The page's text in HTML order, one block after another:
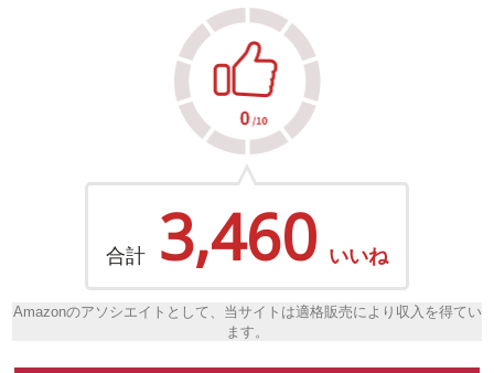
合計 3,460 いいね
Amazonのアソシエイトとして、当サイトは適格販売により収入を得てい
ます。